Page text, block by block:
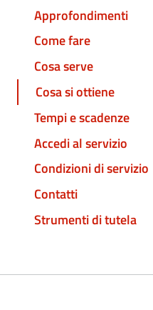
Approfondimenti
Come fare
Cosa serve
Cosa si ottiene
Tempi e scadenze
Accedi al servizio
Condizioni di servizio
Contatti
Strumenti di tutela